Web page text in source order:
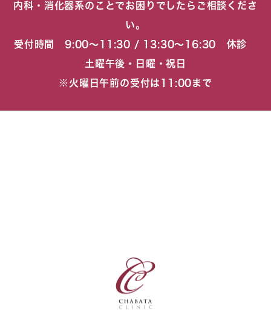
内科・消化器系のことでお困りでしたらご相談くださ
い。
受付時間 9:00〜11:30 / 13:30〜16:30 休診
土曜午後・日曜・祝日
※火曜日午前の受付は11:00まで